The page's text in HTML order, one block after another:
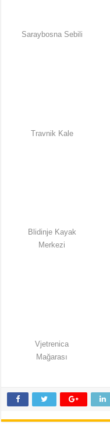
Saraybosna Sebili
Travnik Kale
Blidinje Kayak
Merkezi
Vjetrenica
Mağarası